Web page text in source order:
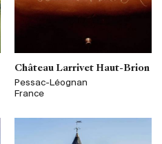
Château Larrivet Haut-Brion
Pessac-Léognan
France